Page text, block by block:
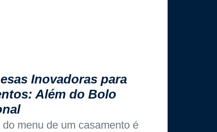
Inovadoras para
Além do Bolo
menu de um casamento é